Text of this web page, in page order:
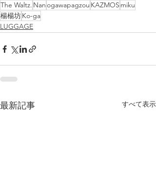
The Waltz. Nanogawapagzou KAZMOS miku
楊楊坊Ko-ga
LUGGAGE
最新記事 すべて表示